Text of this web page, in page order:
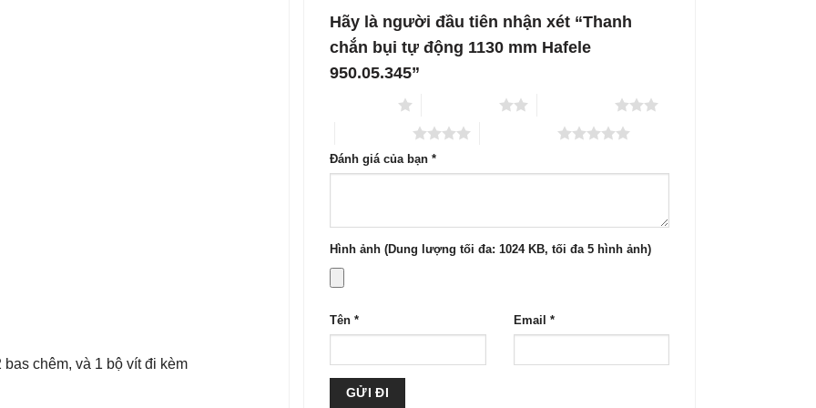
chêm, và 1 bộ vít đi kèm
5
Hãy là người đầu tiên nhận xét “Thanh
chắn bụi tự động 1130 mm Hafele
950.05.345”
Đánh giá của bạn*
Hình ảnh (Dung lượng tối đa: 1024 KB, tối đa 5 hình ảnh)
Tên* Email *